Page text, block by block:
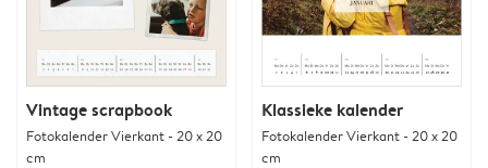
Vintage scrapbook
Fotokalender Vierkant - 20 x 20
cm
Klassieke kalender
Fotokalender Vierkant - 20 x 20
cm